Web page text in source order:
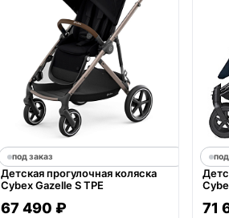
под заказ
Детская прогулочная коляска
Cybex Gazelle S TPE
67 490 ₽ 71